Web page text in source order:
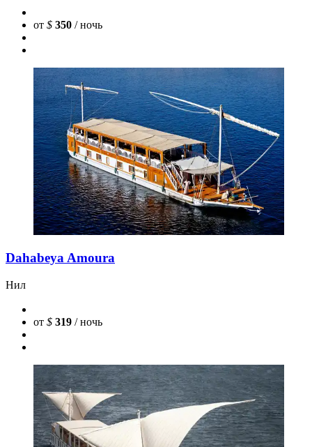
от $ 350 / ночь
Dahabeya Amoura
Нил
от $ 319 / ночь